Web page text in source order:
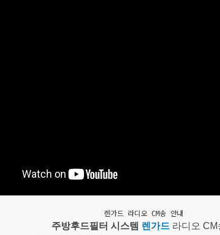
렌가드 라디오 CM송 안내
주방후드필터 시스템 렌가드라디오 CM